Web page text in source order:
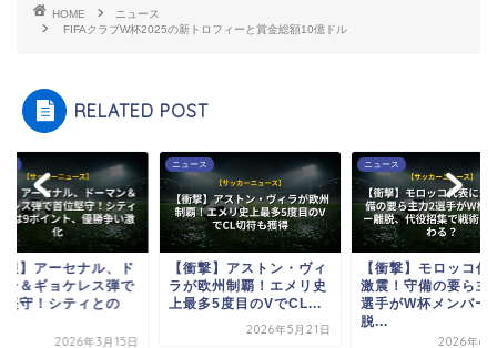
HOME
ニュース
FIFAクラブW杯2025の新トロフィーと賞金総額10億ドル
RELATED POST
報】アーセナル、ド
ン＆ギョケレス弾で
堅守！シティとの
2026年3月15日
ニュース
【衝撃】アストン・ヴィ
ラが欧州制覇！エメリ史
上最多5度目のVでCL...
2026年5月21日
ニュース
【衝撃】モロッコ代
激震！守備の要ら主
選手がW杯メンバー
脱...
2026年6